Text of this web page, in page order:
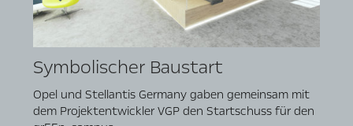
Symbolischer Baustart
Opel und Stellantis Germany gaben gemeinsam mit
dem Projektentwickler VGP den Startschuss für den